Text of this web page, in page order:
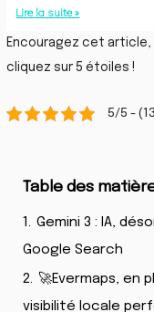
Encouragez cet article,
cliquez sur 5 étoiles !
5/5 -
Table des
1. Gemini 3 : IA,
Google Search
2. 🚀Evermaps, en
visibilité locale
Lire la suite »